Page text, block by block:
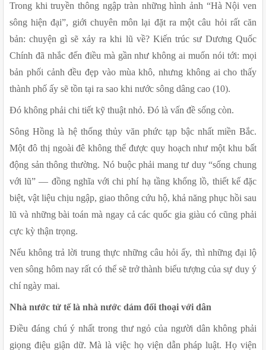
Trong khi truyền thông ngập tràn những hình ảnh “Hà Nội ven
sông hiện đại”, giới chuyên môn lại đặt ra một câu hỏi rất căn
bản: chuyện gì sẽ xảy ra khi lũ về? Kiến trúc sư Dương Quốc
Chính đã nhắc đến điều mà gần như không ai muốn nói tới: mọi
bản phối cảnh đều đẹp vào mùa khô, nhưng không ai cho thấy
thành phố ấy sẽ tồn tại ra sao khi nước sông dâng cao (10).
Đó không phải chi tiết kỹ thuật nhỏ. Đó là vấn đề sống còn.
Sông Hồng là hệ thống thủy văn phức tạp bậc nhất miền Bắc.
Một đô thị ngoài đê không thể được quy hoạch như một khu bất
động sản thông thường. Nó buộc phải mang tư duy “sống chung
với lũ” — đồng nghĩa với chi phí hạ tầng khổng lồ, thiết kế đặc
biệt, vật liệu chịu ngập, giao thông cứu hộ, khả năng phục hồi sau
lũ và những bài toán mà ngay cả các quốc gia giàu có cũng phải
cực kỳ thận trọng.
Nếu không trả lời trung thực những câu hỏi ấy, thì những đại lộ
ven sông hôm nay rất có thể sẽ trở thành biểu tượng của sự duy ý
chí ngày mai.
Nhà nước tử tế là nhà nước dám đối thoại với dân
Điều đáng chú ý nhất trong thư ngỏ của người dân không phải
giọng điệu giận dữ. Mà là việc họ viện dẫn pháp luật. Họ viện